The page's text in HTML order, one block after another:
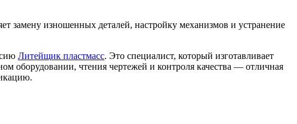
замену изношенных деталей, настройку механизмов и устранение
Литейщик пластмасс. Это специалист, который изготавливает
оборудовании, чтения чертежей и контроля качества — отличная